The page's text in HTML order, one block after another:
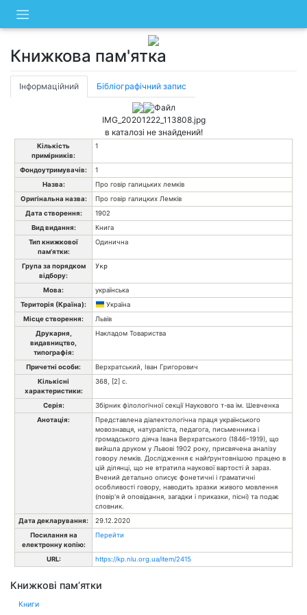
content
Книжкова пам'ятка
Інформаційний Бібліографічний запис
Файл
IMG_20201222_113808.jpg
в каталозі не знайдений!
Кількість
примірників:
1
Фондоутримувачів:
1
Назва:
Про говір галицьких лемків
Оригінальна назва:
Про говір галицких Лемків
Дата створення:
1902
Вид видання:
Книга
Тип книжкової
пам'ятки:
Одинична
Група за порядком
відбору:
Укр
Мова:
українська
Територія (Країна):
Україна
Місце створення:
Львів
Друкарня,
видавництво,
типографія:
Накладом Товариства
Причетні особи:
Верхратський, Іван Григорович
Кількісні
характеристики:
368, [2] с.
Серія:
Збірник філологічної секції Наукового т-ва ім. Шевченка
Анотація:
Представлена діалектологічна праця українського
мовознавця, натураліста, педагога, письменника і
громадського діяча Івана Верхратського (1846–1919), що
вийшла друком у Львові 1902 року, присвячена аналізу
говору лемків. Дослідження є найґрунтовнішою працею в
цій ділянці, що не втратила наукової вартості й зараз.
Вчений детально описує фонетичні і граматичні
особливості говору, наводить зразки живого мовлення
(повір'я й оповідання, загадки і приказки, пісні) та подає
словник.
Дата декларування:
29.12.2020
Посилання на
електронну копію:
Перейти
URL: https://kp.nlu.org.ua/item/2415
Книжкові пам’ятки
Книги